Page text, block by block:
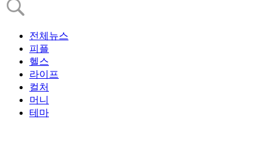
전체뉴스
피플
헬스
라이프
컬처
머니
테마